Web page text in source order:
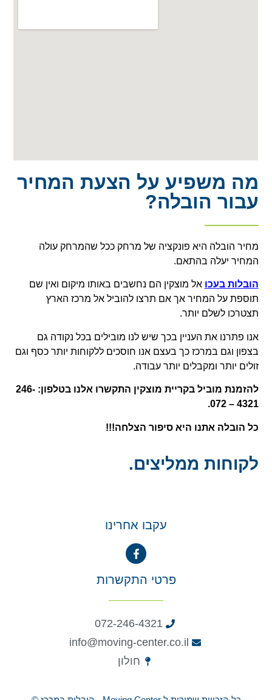
מה משפיע על הצעת המחיר
עבור הובלה?
מחיר הובלה היא פונקציה של מרחק ככל שהמרחק עולה
המחיר יעלה בהתאם.
הובלות בעכו אל מוצקין הם נחשבים באותו מיקום ואין שם
תוספת על המחיר אך אם תרצו להוביל אל מרכז הארץ
תצטרכו לשלם יותר.
אנו פתרנו את העניין בכך שיש לנו מובילים בכל נקודה גם
בצפון וגם במרכז כך בעצם אנו חוסכים ללקוחות יותר כסף וגם
זולים יותר ומקבלים יותר עבודה.
להזמנת מוביל בקריית מוצקין התקשרו אלנו בטלפון: 246-
4321 – 072.
כל הובלה אתנו היא סיפור הצלחה!!!
לקוחות ממליצים.
עקבו אחרינו
פרטי התקשרות
072-246-4321
info@moving-center.co.il
חולון